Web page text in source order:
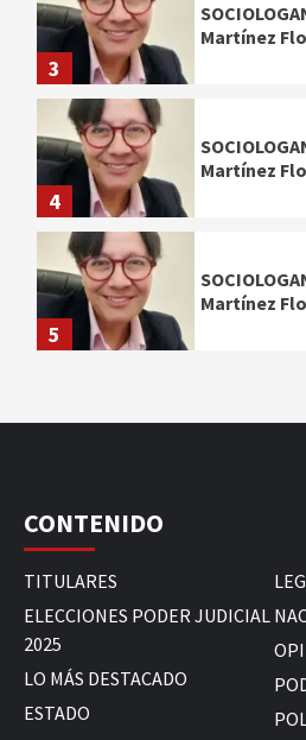
3
Martínez
4
Martínez
5
Martínez
CONTENIDO
TITULARES
ELECCIONES PODER JUDICIAL
2025
LO MÁS DESTACADO
ESTADO